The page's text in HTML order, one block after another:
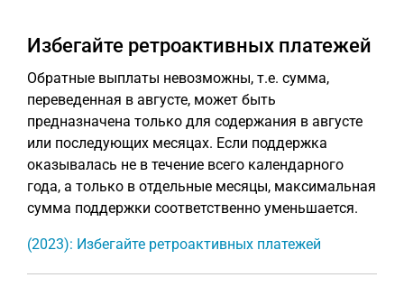
Избегайте ретроактивных платежей
Обратные выплаты невозможны, т.е. сумма,
переведенная в августе, может быть
предназначена только для содержания в августе
или последующих месяцах. Если поддержка
оказывалась не в течение всего календарного
года, а только в отдельные месяцы, максимальная
сумма поддержки соответственно уменьшается.
(2023): Избегайте ретроактивных платежей